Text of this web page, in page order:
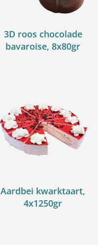
3D roos chocolade
bavaroise, 8x80gr
Aardbei kwarktaart,
4x1250gr